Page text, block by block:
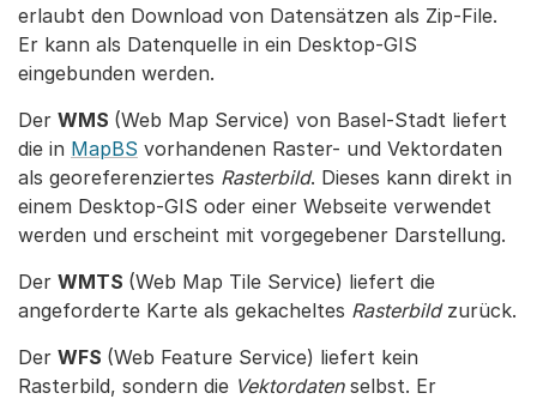
erlaubt den Download von Datensätzen als Zip-File.
Er kann als Datenquelle in ein Desktop-GIS
eingebunden werden.
Der WMS (Web Map Service) von Basel-Stadt liefert
die in MapBS vorhandenen Raster- und Vektordaten
als georeferenziertes Rasterbild. Dieses kann direkt in
einem Desktop-GIS oder einer Webseite verwendet
werden und erscheint mit vorgegebener Darstellung.
Der WMTS (Web Map Tile Service) liefert die
angeforderte Karte als gekacheltes Rasterbild zurück.
Der WFS (Web Feature Service) liefert kein
Rasterbild, sondern die Vektordaten selbst. Er